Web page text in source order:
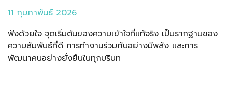
11 กุมภาพันธ์ 2026
ฟังด้วยใจ จุดเริ่มต้นของความเข้าใจที่แท้จริง เป็นรากฐานของ
ความสัมพันธ์ที่ดี การทำงานร่วมกันอย่างมีพลัง และการ
พัฒนาคนอย่างยั่งยืนในทุกบริบท